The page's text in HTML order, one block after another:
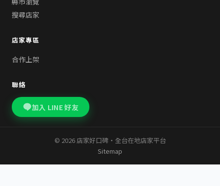
搜尋店家
店家專區
合作上架
聯絡
加入 LINE 好友
© 2026 店家好口碑・全台在地店家平台
Sitemap